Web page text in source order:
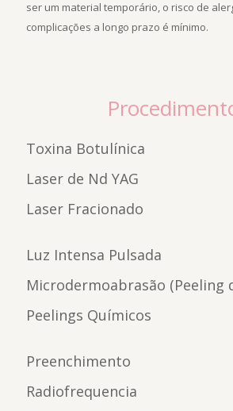
ser um material temporário, o risco de
complicações a longo prazo é mínimo.
Toxina Botulínica
Laser de Nd YAG
Laser Fracionado
Luz Intensa Pulsada
Microdermoabrasão (Peeling
Peelings Químicos
Preenchimento
Radiofrequencia